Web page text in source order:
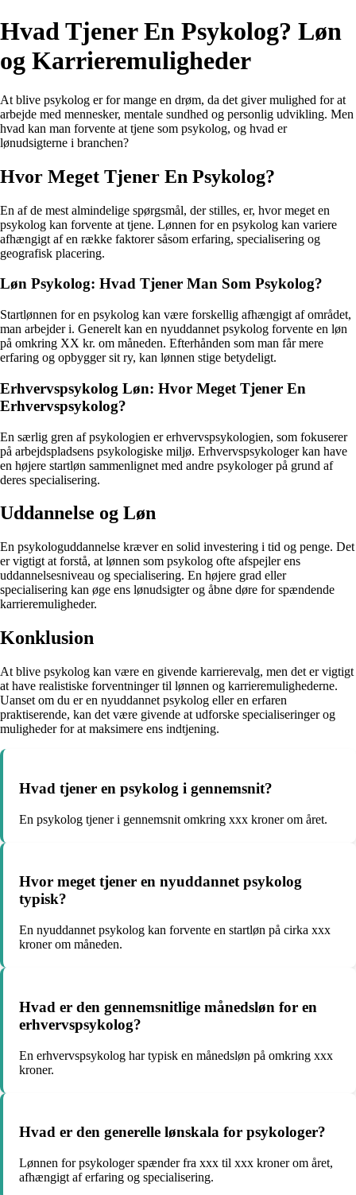
Hvad Tjener En Psykolog? Løn
og Karrieremuligheder
At blive psykolog er for mange en drøm, da det giver mulighed for at
arbejde med mennesker, mentale sundhed og personlig udvikling. Men
hvad kan man forvente at tjene som psykolog, og hvad er
lønudsigterne i branchen?
Hvor Meget Tjener En Psykolog?
En af de mest almindelige spørgsmål, der stilles, er, hvor meget en
psykolog kan forvente at tjene. Lønnen for en psykolog kan variere
afhængigt af en række faktorer såsom erfaring, specialisering og
geografisk placering.
Løn Psykolog: Hvad Tjener Man Som Psykolog?
Startlønnen for en psykolog kan være forskellig afhængigt af området,
man arbejder i. Generelt kan en nyuddannet psykolog forvente en løn
på omkring XX kr. om måneden. Efterhånden som man får mere
erfaring og opbygger sit ry, kan lønnen stige betydeligt.
Erhvervspsykolog Løn: Hvor Meget Tjener En
Erhvervspsykolog?
En særlig gren af psykologien er erhvervspsykologien, som fokuserer
på arbejdspladsens psykologiske miljø. Erhvervspsykologer kan have
en højere startløn sammenlignet med andre psykologer på grund af
deres specialisering.
Uddannelse og Løn
En psykologuddannelse kræver en solid investering i tid og penge. Det
er vigtigt at forstå, at lønnen som psykolog ofte afspejler ens
uddannelsesniveau og specialisering. En højere grad eller
specialisering kan øge ens lønudsigter og åbne døre for spændende
karrieremuligheder.
Konklusion
At blive psykolog kan være en givende karrierevalg, men det er vigtigt
at have realistiske forventninger til lønnen og karrieremulighederne.
Uanset om du er en nyuddannet psykolog eller en erfaren
praktiserende, kan det være givende at udforske specialiseringer og
muligheder for at maksimere ens indtjening.
Hvad tjener en psykolog i gennemsnit?
En psykolog tjener i gennemsnit omkring xxx kroner om året.
Hvor meget tjener en nyuddannet psykolog
typisk?
En nyuddannet psykolog kan forvente en startløn på cirka xxx
kroner om måneden.
Hvad er den gennemsnitlige månedsløn for en
erhvervspsykolog?
En erhvervspsykolog har typisk en månedsløn på omkring xxx
kroner.
Hvad er den generelle lønskala for psykologer?
Lønnen for psykologer spænder fra xxx til xxx kroner om året,
afhængigt af erfaring og specialisering.